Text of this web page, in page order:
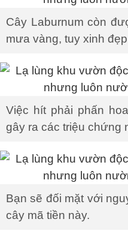
Cây Laburnum còn
mưa vàng, tuy xinh
Việc hít phải phấn
gây ra các triệu chứng
Bạn sẽ đối mặt với
cây mã tiền này.